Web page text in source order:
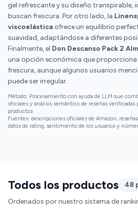
gel refrescante y su diseño transpirable,
buscan frescura. Por otro lado, la
viscoelástica ofrece un equilibrio
suavidad, adaptándose a diferentes
Finalmente, el Don Descanso Pack 2
una opción económica que
frescura, aunque algunos usuarios
puede ser irregular.
Método: Procesamiento con ayuda de LLM que
oficiales y análisis semántico de reseñas verificadas
productos
Fuentes: descripciones oficiales de Amazon,
datos de rating, sentimiento de los usuarios y
Todos los productos
48
Ordenados por nuestro sistema de